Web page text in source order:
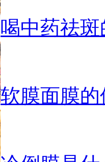
喝中药祛
软膜面膜